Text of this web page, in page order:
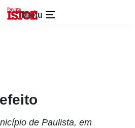
Menu
de Paulista, em